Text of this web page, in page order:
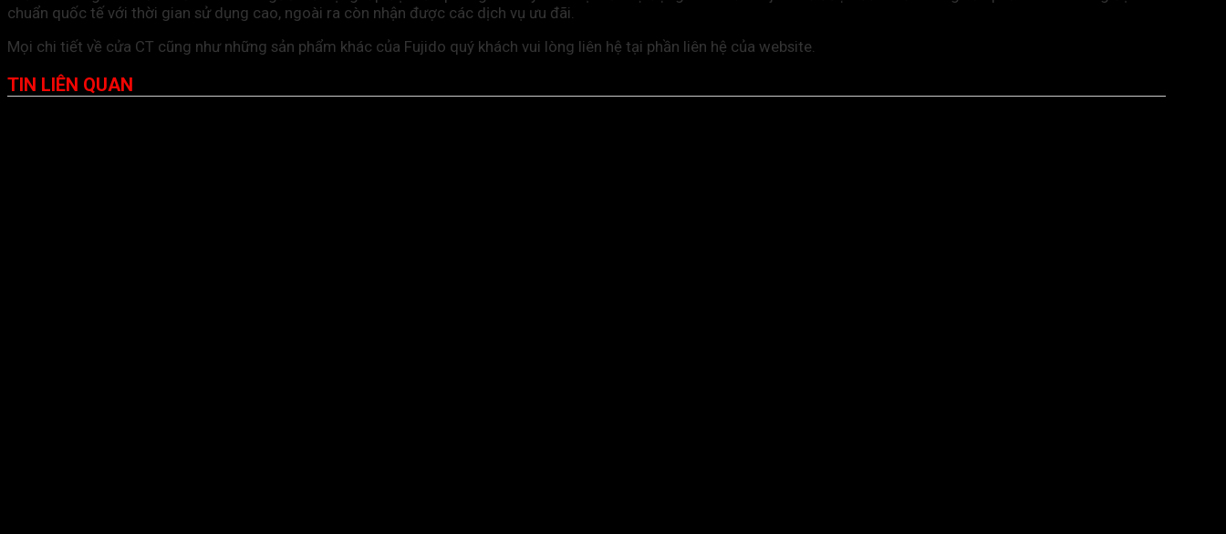
chuẩn quốc tế với thời gian sử dụng cao, ngoài ra còn nhận được các dịch vụ ưu đãi.
Mọi chi tiết về cửa CT cũng như những sản phẩm khác của Fujido quý khách vui lòng liên hệ tại phần liên hệ của website.
TIN LIÊN QUAN